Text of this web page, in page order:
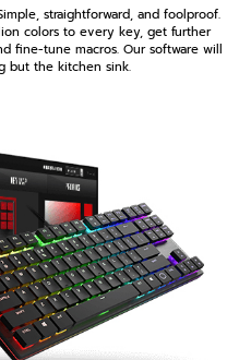
straightforward, and foolproof.
colors to every key, get further
fine-tune macros. Our software will
but the kitchen sink.